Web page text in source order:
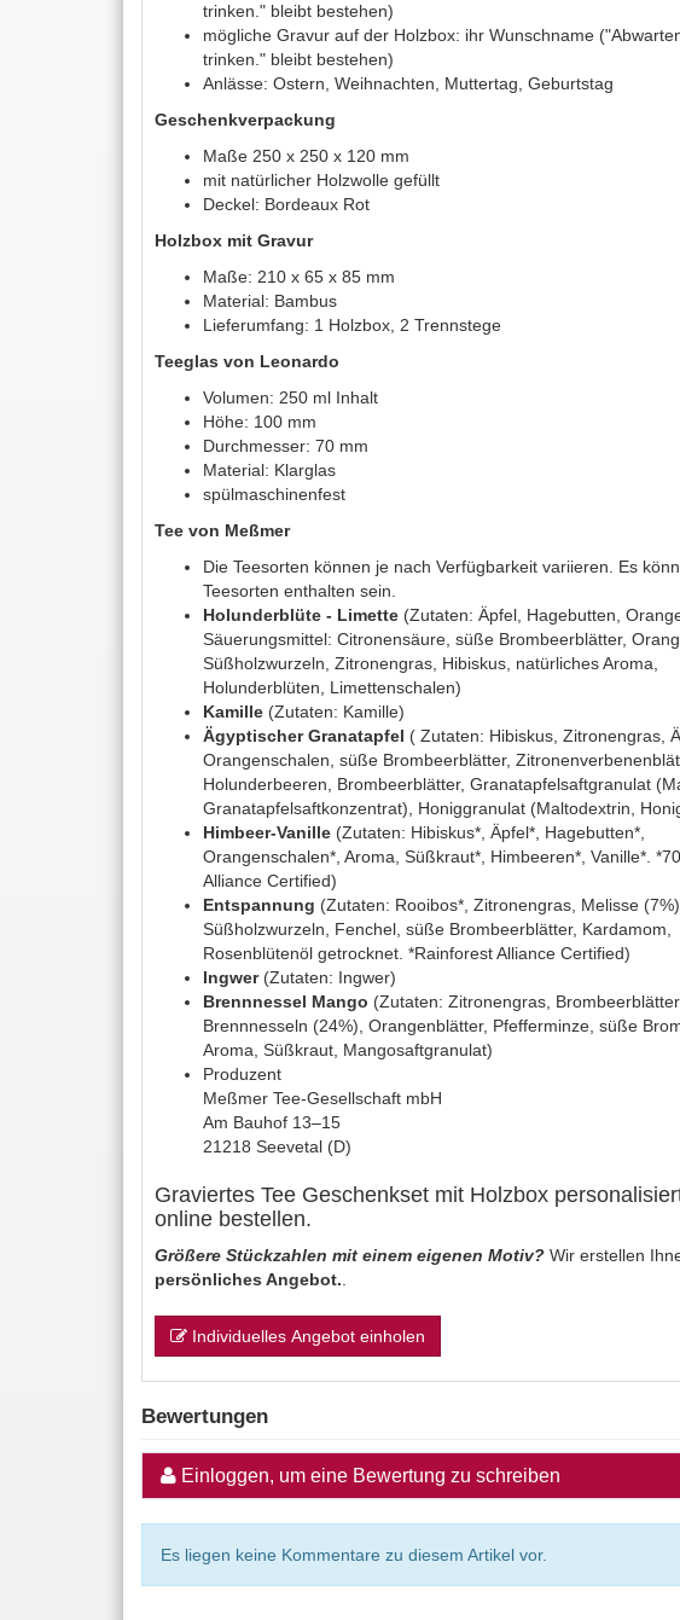
trinken." bleibt bestehen)
mögliche Gravur auf der Holzbox: ihr Wunschname
trinken." bleibt bestehen)
Anlässe: Ostern, Weihnachten, Muttertag, Geburtstag
Geschenkverpackung
Maße 250 x 250 x 120 mm
mit natürlicher Holzwolle gefüllt
Deckel: Bordeaux Rot
Holzbox mit Gravur
Maße: 210 x 65 x 85 mm
Material: Bambus
Lieferumfang: 1 Holzbox, 2 Trennstege
Teeglas von Leonardo
Volumen: 250 ml Inhalt
Höhe: 100 mm
Durchmesser: 70 mm
Material: Klarglas
spülmaschinenfest
Tee von Meßmer
Die Teesorten können je nach Verfügbarkeit variieren. Es
Teesorten enthalten sein.
Holunderblüte - Limette (Zutaten: Äpfel, Hagebutten,
Säuerungsmittel: Citronensäure, süße Brombeerblätter,
Süßholzwurzeln, Zitronengras, Hibiskus, natürliches Aroma,
Holunderblüten, Limettenschalen)
Kamille (Zutaten: Kamille)
Ägyptischer Granatapfel ( Zutaten: Hibiskus, Zitronengras,
Orangenschalen, süße Brombeerblätter,
Holunderbeeren, Brombeerblätter, Granatapfelsaftgranulat
Granatapfelsaftkonzentrat), Honiggranulat (Maltodextrin,
Himbeer-Vanille (Zutaten: Hibiskus*, Äpfel*, Hagebutten*,
Orangenschalen*, Aroma, Süßkraut*, Himbeeren*, Vanille*.
Alliance Certified)
Entspannung (Zutaten: Rooibos*, Zitronengras, Melisse
Süßholzwurzeln, Fenchel, süße Brombeerblätter, Kardamom,
Rosenblütenöl getrocknet. *Rainforest Alliance Certified)
Ingwer(Zutaten: Ingwer)
Brennnessel Mango (Zutaten: Zitronengras, Brombeerblätter,
Brennnesseln (24%), Orangenblätter, Pfefferminze, süße
Aroma, Süßkraut, Mangosaftgranulat)
Produzent
Meßmer Tee-Gesellschaft mbH
Am Bauhof 13–15
21218 Seevetal (D)
Graviertes Tee Geschenkset mit Holzbox
online bestellen.
Größere Stückzahlen mit einem eigenen Motiv? Wir erstellen
persönliches Angebot.
Individuelles Angebot einholen
Bewertungen
Einloggen, um eine Bewertung zu schreiben
Es liegen keine Kommentare zu diesem Artikel vor.